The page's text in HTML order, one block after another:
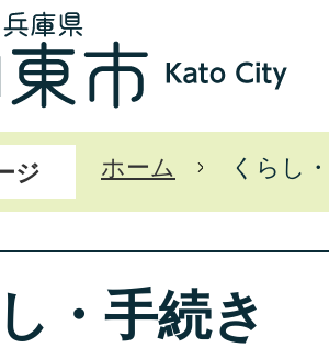
ジ ホーム くらし
・手続き